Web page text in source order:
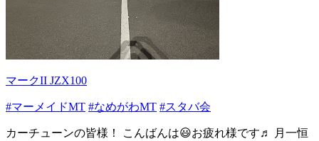
マークII JZX100
#マーメイドMT #なめがわMT #スタバ会
カーチューンの皆様！ こんばんは😃お疲れ様です♬ 月一恒